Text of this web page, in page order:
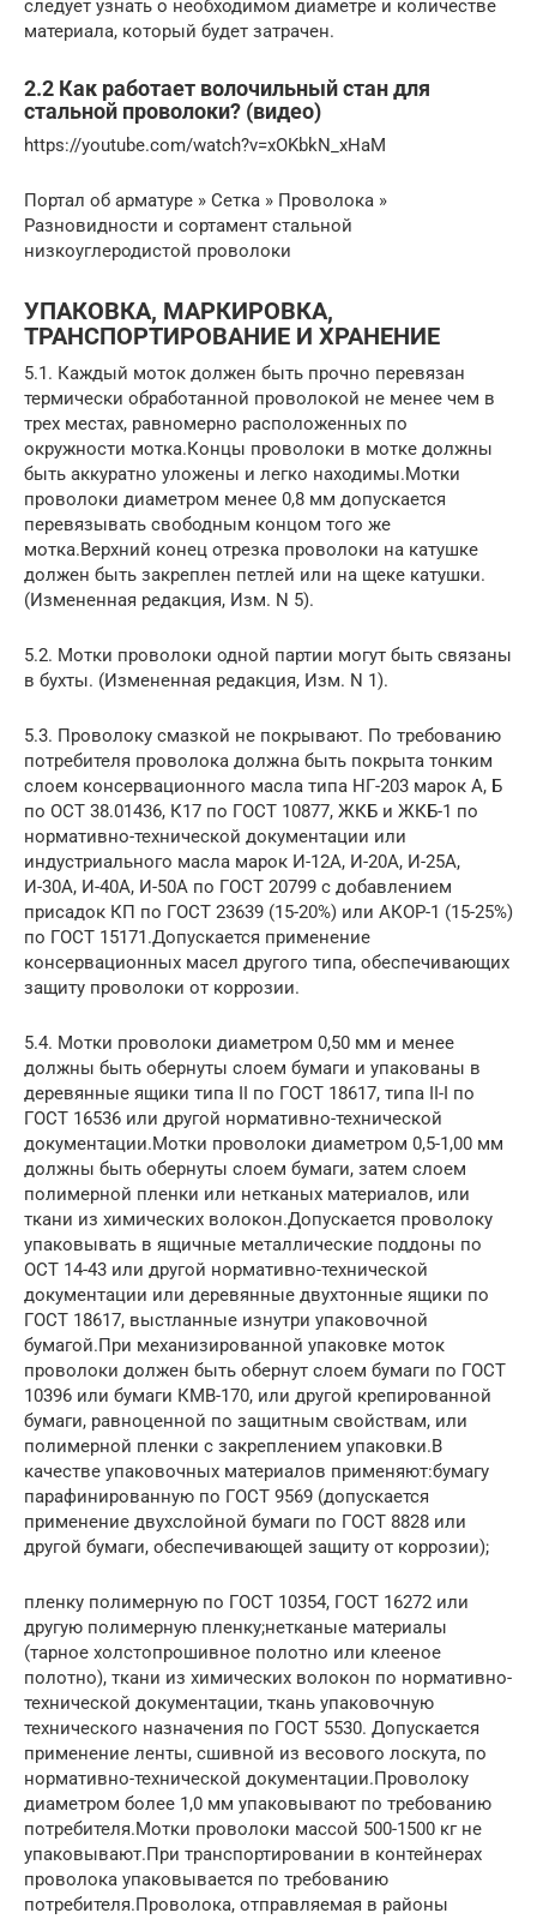
следует узнать о необходимом диаметре и количестве
материала, который будет затрачен.
2.2 Как работает волочильный стан для
стальной проволоки? (видео)
https://youtube.com/watch?v=xOKbkN_xHaM
Портал об арматуре » Сетка » Проволока »
Разновидности и сортамент стальной
низкоуглеродистой проволоки
УПАКОВКА, МАРКИРОВКА,
ТРАНСПОРТИРОВАНИЕ И ХРАНЕНИЕ
5.1. Каждый моток должен быть прочно перевязан
термически обработанной проволокой не менее чем в
трех местах, равномерно расположенных по
окружности мотка.Концы проволоки в мотке должны
быть аккуратно уложены и легко находимы.Мотки
проволоки диаметром менее 0,8 мм допускается
перевязывать свободным концом того же
мотка.Верхний конец отрезка проволоки на катушке
должен быть закреплен петлей или на щеке катушки.
(Измененная редакция, Изм. N 5).
5.2. Мотки проволоки одной партии могут быть связаны
в бухты. (Измененная редакция, Изм. N 1).
5.3. Проволоку смазкой не покрывают. По требованию
потребителя проволока должна быть покрыта тонким
слоем консервационного масла типа НГ-203 марок А, Б
по ОСТ 38.01436, К17 по ГОСТ 10877, ЖКБ и ЖКБ-1 по
нормативно-технической документации или
индустриального масла марок И-12А, И-20А, И-25А,
И-30А, И-40А, И-50А по ГОСТ 20799 с добавлением
присадок КП по ГОСТ 23639 (15-20%) или АКОР-1 (15-25%)
по ГОСТ 15171.Допускается применение
консервационных масел другого типа, обеспечивающих
защиту проволоки от коррозии.
5.4. Мотки проволоки диаметром 0,50 мм и менее
должны быть обернуты слоем бумаги и упакованы в
деревянные ящики типа II по ГОСТ 18617, типа II-I по
ГОСТ 16536 или другой нормативно-технической
документации.Мотки проволоки диаметром 0,5-1,00 мм
должны быть обернуты слоем бумаги, затем слоем
полимерной пленки или нетканых материалов, или
ткани из химических волокон.Допускается проволоку
упаковывать в ящичные металлические поддоны по
ОСТ 14-43 или другой нормативно-технической
документации или деревянные двухтонные ящики по
ГОСТ 18617, выстланные изнутри упаковочной
бумагой.При механизированной упаковке моток
проволоки должен быть обернут слоем бумаги по ГОСТ
10396 или бумаги КМВ-170, или другой крепированной
бумаги, равноценной по защитным свойствам, или
полимерной пленки с закреплением упаковки.В
качестве упаковочных материалов применяют:бумагу
парафинированную по ГОСТ 9569 (допускается
применение двухслойной бумаги по ГОСТ 8828 или
другой бумаги, обеспечивающей защиту от коррозии);
пленку полимерную по ГОСТ 10354, ГОСТ 16272 или
другую полимерную пленку;нетканые материалы
(тарное холстопрошивное полотно или клееное
полотно), ткани из химических волокон по нормативно-
технической документации, ткань упаковочную
технического назначения по ГОСТ 5530. Допускается
применение ленты, сшивной из весового лоскута, по
нормативно-технической документации.Проволоку
диаметром более 1,0 мм упаковывают по требованию
потребителя.Мотки проволоки массой 500-1500 кг не
упаковывают.При транспортировании в контейнерах
проволока упаковывается по требованию
потребителя.Проволока, отправляемая в районы